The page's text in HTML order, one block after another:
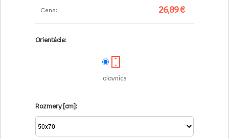
Cena: 26,89 €
Orientácia:
olovnica
Rozmery [cm]: